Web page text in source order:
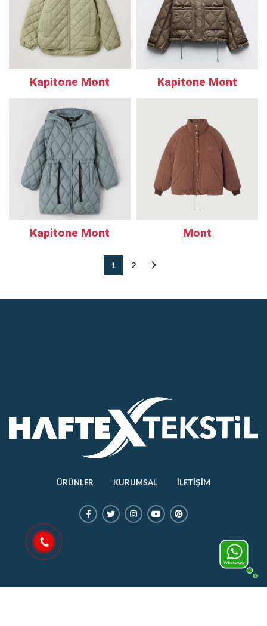
Kapitone Mont Kapitone Mont
Kapitone Mont Mont
1 2
ÜRÜNLER KURUMSAL İLETİŞİM